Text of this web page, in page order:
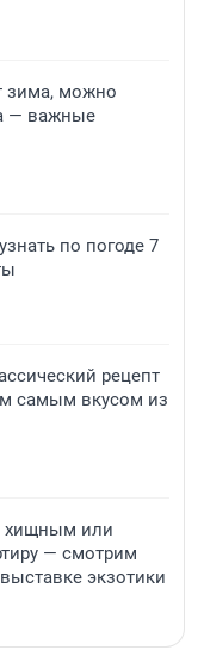
зима, можно
— важные
по погоде 7
рецепт
самым вкусом из
хищным или
— смотрим
экзотики